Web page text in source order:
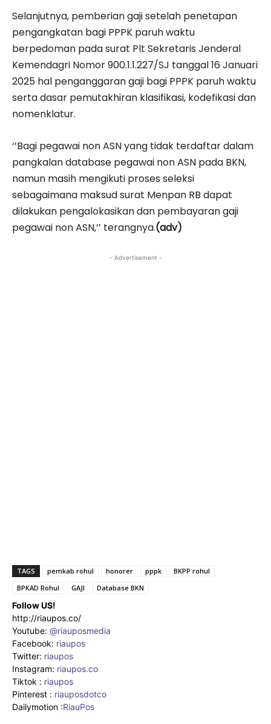
Selanjutnya, pemberian gaji setelah penetapan
pengangkatan bagi PPPK paruh waktu
berpedoman pada surat Plt Sekretaris Jenderal
Kemendagri Nomor 900.1.1.227/SJ tanggal 16 Januari
2025 hal penganggaran gaji bagi PPPK paruh waktu
serta dasar pemutakhiran klasifikasi, kodefikasi dan
nomenklatur.
‘’Bagi pegawai non ASN yang tidak terdaftar dalam
pangkalan database pegawai non ASN pada BKN,
namun masih mengikuti proses seleksi
sebagaimana maksud surat Menpan RB dapat
dilakukan pengalokasikan dan pembayaran gaji
pegawai non ASN,’’ terangnya.(adv)
- Advertisement -
TAGS pemkab rohul honorer pppk
BKPP rohul
BPKAD Rohul
GAJI Database BKN
Follow US!
http://riaupos.co/
Youtube: @riauposmedia
Facebook: riaupos
Twitter: riaupos
Instagram: riaupos.co
Tiktok : riaupos
Pinterest : riauposdotco
Dailymotion :RiauPos